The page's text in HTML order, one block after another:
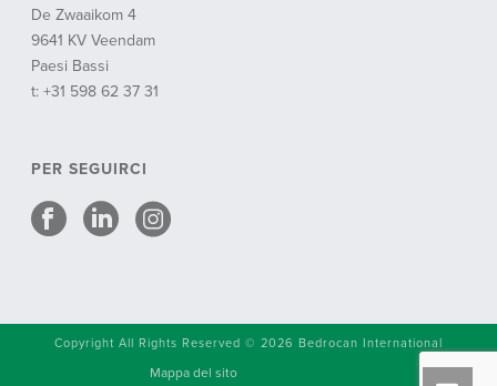
De Zwaaikom 4
9641 KV Veendam
Paesi Bassi
t: +31 598 62 37 31
PER SEGUIRCI
Copyright All Rights Reserved © 2026 Bedrocan International
Mappa del sito